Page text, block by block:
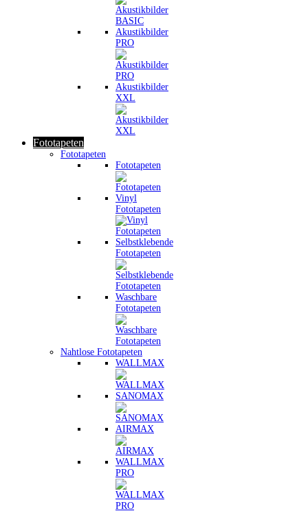
Akustikbilder
PRO
Akustikbilder
XXL
Fototapeten
Fototapeten
Fototapeten
Vinyl
Fototapeten
Selbstklebende
Fototapeten
Waschbare
Fototapeten
Nahtlose Fototapeten
WALLMAX
SANOMAX
AIRMAX
WALLMAX
PRO